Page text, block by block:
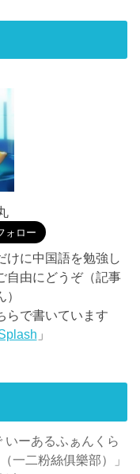
けに中国語を勉強し
自由にどうぞ（記事
らで書いています
」
いーあるふぁんくら
一二粉絲俱樂部）」